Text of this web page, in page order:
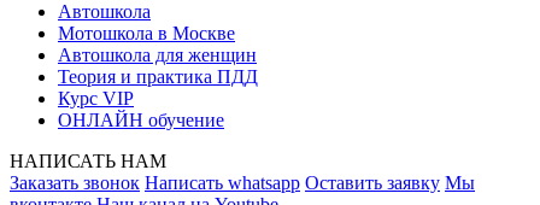
Автошкола
Мотошкола в Москве
Автошкола для женщин
Теория и практика ПДД
Курс VIP
ОНЛАЙН обучение
НАПИСАТЬ НАМ
Заказать звонок Написать whatsapp Оставить заявку Мы